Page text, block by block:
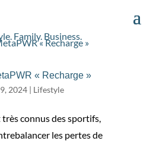
« Recharge »
2024| Lifestyle
connus des sportifs,
les pertes de